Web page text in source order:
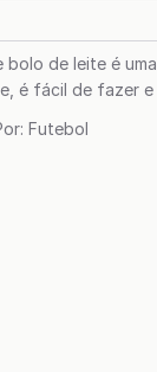
bolo de leite é
é fácil de fazer
Futebol